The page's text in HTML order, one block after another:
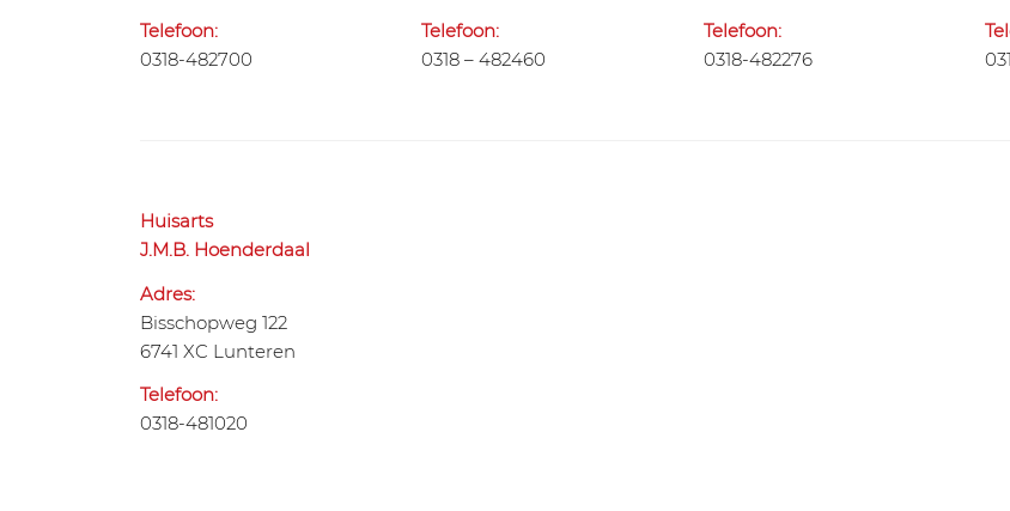
Telefoon:
0318-482700
Telefoon:
0318 – 482460
Telefoon:
0318-482276
Huisarts
J.M.B. Hoenderdaal
Adres:
Bisschopweg 122
6741 XC Lunteren
Telefoon:
0318-481020